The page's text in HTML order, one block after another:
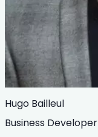
Hugo Bailleul
Business Developer